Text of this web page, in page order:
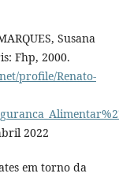
Susana
Fhp, 2000.
profile/Renato-
2022
em torno da